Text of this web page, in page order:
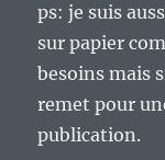
ps: je suis
sur papier
besoins mais
remet pour
publication.